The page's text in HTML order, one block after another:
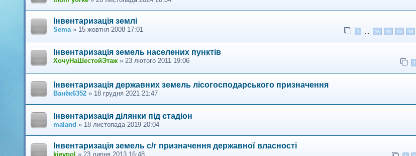
Інвентаризація землі
Sema » 15 жовтня 2008 17:01 1 15 16 17 18
Інвентаризація земель населених пунктів
ХочуНаШестойЭтаж » 23 лютого 2011 19:06 1
Інвентаризація державних земель лісогосподарського призначення
Ванёк6352 » 18 грудня 2021 21:47
Інвентаризація ділянки під стадіон
maland » 18 листопада 2019 20:04
Інвентаризація земель с/г призначення державної власності
kievpol » 23 липня 2013 16:48